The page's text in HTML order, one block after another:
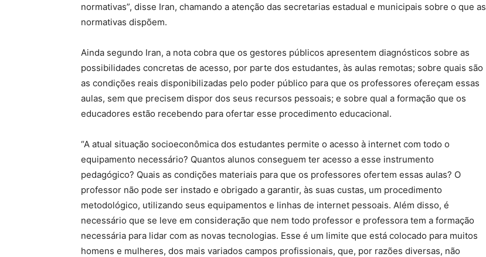
normativas”, disse Iran, chamando a atenção das secretarias estadual e municipais sobre o que as
normativas dispõem.
Ainda segundo Iran, a nota cobra que os gestores públicos apresentem diagnósticos sobre as
possibilidades concretas de acesso, por parte dos estudantes, às aulas remotas; sobre quais são
as condições reais disponibilizadas pelo poder público para que os professores ofereçam essas
aulas, sem que precisem dispor dos seus recursos pessoais; e sobre qual a formação que os
educadores estão recebendo para ofertar esse procedimento educacional.
“A atual situação socioeconômica dos estudantes permite o acesso à internet com todo o
equipamento necessário? Quantos alunos conseguem ter acesso a esse instrumento
pedagógico? Quais as condições materiais para que os professores ofertem essas aulas? O
professor não pode ser instado e obrigado a garantir, às suas custas, um procedimento
metodológico, utilizando seus equipamentos e linhas de internet pessoais. Além disso, é
necessário que se leve em consideração que nem todo professor e professora tem a formação
necessária para lidar com as novas tecnologias. Esse é um limite que está colocado para muitos
homens e mulheres, dos mais variados campos profissionais, que, por razões diversas, não